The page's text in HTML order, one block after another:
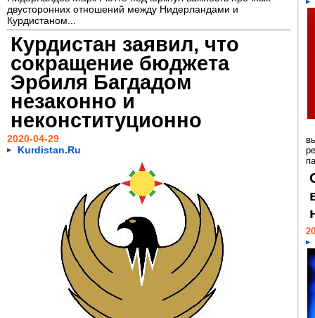
двусторонних отношений между Нидерландами и
Курдистаном...
Курдистан заявил, что
сокращение бюджета
Эрбиля Багдадом
незаконно и
неконституционно
2020-04-29
Kurdistan.Ru